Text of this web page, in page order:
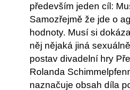
především jeden cíl:
Samozřejmě že jde o
hodnoty. Musí si
něj nějaká jiná
postav divadelní hry
Rolanda
naznačuje obsah díla